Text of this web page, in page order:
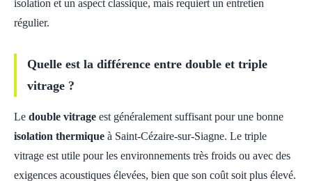
isolation et un aspect classique, mais requiert un entretien
régulier.
Quelle est la différence entre double et triple
vitrage ?
Le double vitrage est généralement suffisant pour une bonne
isolation thermique à Saint-Cézaire-sur-Siagne. Le triple
vitrage est utile pour les environnements très froids ou avec des
exigences acoustiques élevées, bien que son coût soit plus élevé.